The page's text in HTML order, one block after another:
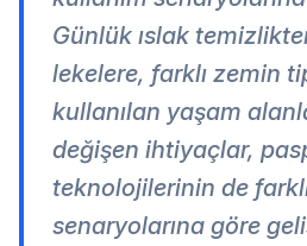
Günlük ıslak
lekelere, farklı zemin
kullanılan yaşam
değişen ihtiyaçlar,
teknolojilerinin de
senaryolarına göre